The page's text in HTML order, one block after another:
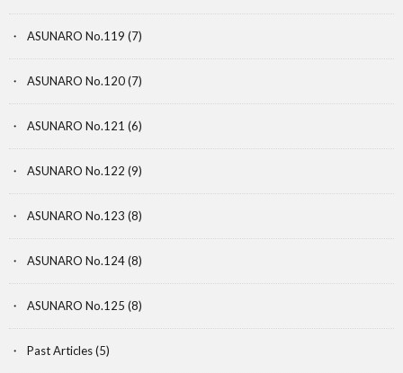
ASUNARO No.119 (7)
ASUNARO No.120(7)
ASUNARO No.121 (6)
ASUNARO No.122 (9)
ASUNARO No.123 (8)
ASUNARO No.124(8)
ASUNARO No.125 (8)
Past Articles(5)